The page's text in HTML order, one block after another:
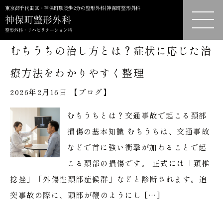
東京都千代田区・神保町駅徒歩2分の整形外科|神保町整形外科
むちうちの治し方とは？症状に応じた治
療方法をわかりやすく整理
2026年2月16日 【 ブログ】
むちうちとは？交通事故で起こる頚部
損傷の基本知識 むちうちは、交通事故
などで首に強い衝撃が加わることで起
こる頚部の損傷です。 正式には「頚椎
捻挫」「外傷性頚部症候群」などと診断されます。追
突事故の際に、頭部が鞭のようにし […]